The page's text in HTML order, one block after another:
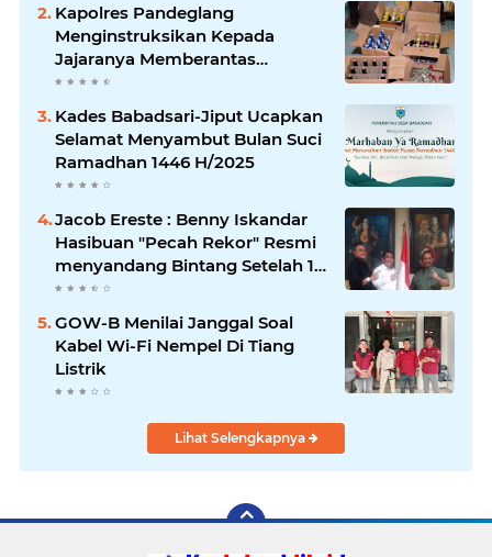
Kapolres Pandeglang
Menginstruksikan Kepada
Jajaranya Memberantas
Peredaran Miras
Kades Babadsari-Jiput Ucapkan
Selamat Menyambut Bulan Suci
Ramadhan 1446 H/2025
Jacob Ereste : Benny Iskandar
Hasibuan "Pecah Rekor" Resmi
menyandang Bintang Setelah 14
Tahun Ngejokrok Berpangjat
GOW-B Menilai Janggal Soal
Kabel Wi-Fi Nempel Di Tiang
Listrik
Lihat Selengkapnya